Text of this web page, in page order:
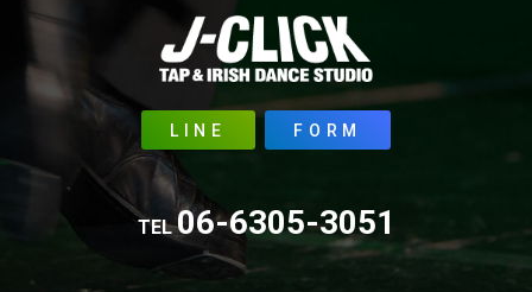
LINE FORM
TEL06-6305-3051